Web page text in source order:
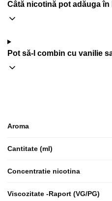
Câtă nicotină pot adăuga
Pot să-l combin cu vanilie
Aroma
Cantitate (ml)
Concentratie nicotina
Viscozitate -Raport (VG/PG)